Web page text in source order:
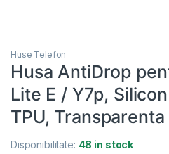
Huse Telefon
Husa AntiDrop
Lite E / Y7p,
TPU, Transparenta
Disponibilitate: 48 in stock